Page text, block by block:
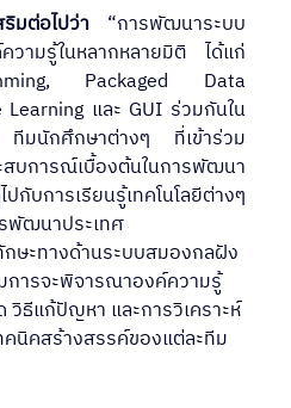
ริมต่อไปว่า
“การพัฒนาระบบ
ามรู้ในหลากหลายมิติ ได้แก่
Packaged Data
และ GUI ร่วมกันใน
มนักศึกษาต่างๆ ที่เข้าร่วม
การณ์เบื้องต้นในการพัฒนา
บการเรียนรู้เทคโนโลยีต่างๆ
พัฒนาประเทศ
ทางด้านระบบสมองกลฝัง
ารจะพิจารณาองค์ความรู้
วิธีแก้ปัญหา และการวิเคราะห์
นิคสร้างสรรค์ของแต่ละทีม